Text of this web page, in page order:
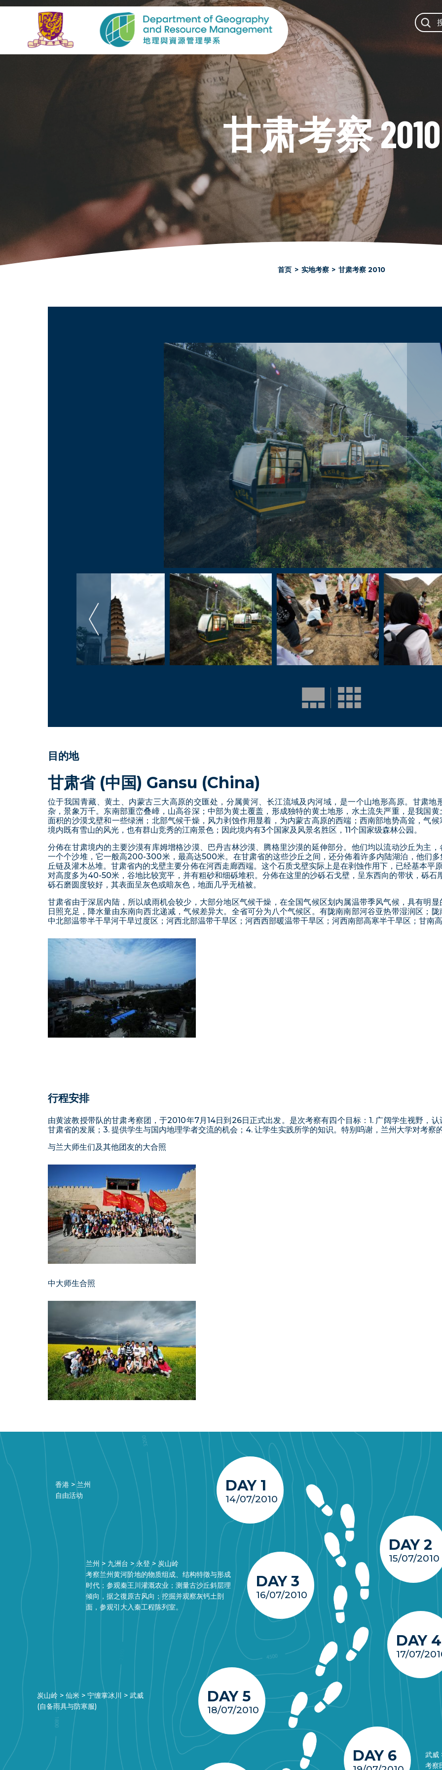
甘肃考察 2010
首页 > 实地考察 > 甘肃考察 2010
目的地
甘肃省 (中国) Gansu (China)
位于我国青藏、黄土、内蒙古三大高原的交匯处，分属黄河、长江流域及内河域，是一个山地形高原。甘肃
杂，景象万千。东南部重峦叠嶂，山高谷深；中部为黄土覆盖，形成独特的黄土地形，水土流失严重，是我国
面积的沙漠戈壁和一些绿洲；北部气候干燥，风力剥蚀作用显着，为内蒙古高原的西端；西南部地势高耸，气
境内既有雪山的风光，也有群山竞秀的江南景色；因此境内有3个国家及风景名胜区，11个国家级森林公园。
分佈在甘肃境内的主要沙漠有库姆增格沙漠、巴丹吉林沙漠、腾格里沙漠的延伸部分。他们均以流动沙丘为主
一个个沙堆，它一般高200-300米，最高达500米。在甘肃省的这些沙丘之间，还分佈着许多内陆湖泊，他们
丘链及灌木丛堆。甘肃省内的戈壁主要分佈在河西走廊西端。这个石质戈壁实际上是在剥蚀作用下，已经基本
对高度多为40-50米，谷地比较宽平，并有粗砂和细砾堆积。分佈在这里的沙砾石戈壁，呈东西向的带状，砾
砾石磨圆度较好，其表面呈灰色或暗灰色，地面几乎无植被。
甘肃省由于深居内陆，所以成雨机会较少，大部分地区气候干燥，在全国气候区划内属温带季风气候，具有明
日照充足，降水量由东南向西北递减，气候差异大。全省可分为八个气候区。有陇南南部河谷亚热带湿润区；
中北部温带半干旱河干旱过度区；河西北部温带干旱区；河西西部暖温带干旱区；河西南部高寒半干旱区；甘南
行程安排
由黄波教授带队的甘肃考察团，于2010年7月14日到26日正式出发。是次考察有四个目标：1. 广阔学生视野，
甘肃省的发展；3. 提供学生与国内地理学者交流的机会；4. 让学生实践所学的知识。特别呜谢，兰州大学对考察
与兰大师生们及其他团友的大合照
中大师生合照
香港 > 兰州
自由活动
DAY 1
14/07/2010
DAY 2
15/07/2010
兰州 > 九洲台 > 永登 > 炭山岭
考察兰州黄河阶地的物质组成、结构特徵与形成
时代；参观秦王川灌溉农业；测量古沙丘斜层理
倾向，据之復原古风向；挖掘并观察灰钙土剖
面，参观引大入秦工程陈列室。
DAY 3
16/07/2010
DAY 4
17/07/
炭山岭 > 仙米 > 宁缠掌冰川 > 武威
(自备雨具与防寒服)
DAY 5
18/07/2010
武威
考察
DAY 6